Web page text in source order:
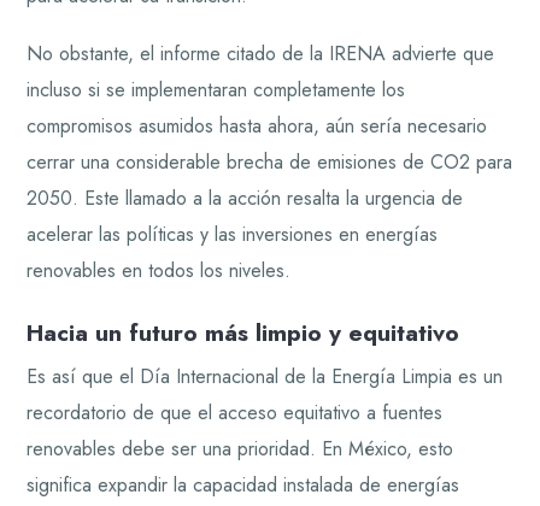
No obstante, el informe citado de la IRENA advierte que
incluso si se implementaran completamente los
compromisos asumidos hasta ahora, aún sería necesario
cerrar una considerable brecha de emisiones de CO2 para
2050. Este llamado a la acción resalta la urgencia de
acelerar las políticas y las inversiones en energías
renovables en todos los niveles.
Hacia un futuro más limpio y equitativo
Es así que el Día Internacional de la Energía Limpia es un
recordatorio de que el acceso equitativo a fuentes
renovables debe ser una prioridad. En México, esto
significa expandir la capacidad instalada de energías